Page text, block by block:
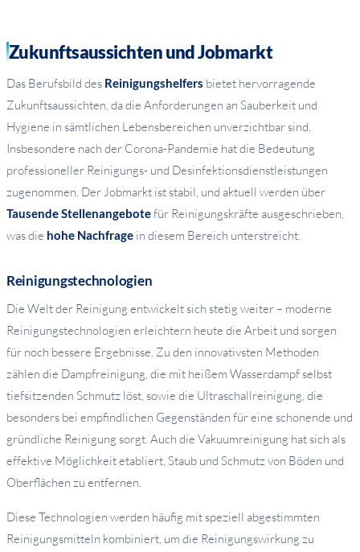
Zukunftsaussichten und Jobmarkt
Das Berufsbild des Reinigungshelfers bietet hervorragende
Zukunftsaussichten, da die Anforderungen an Sauberkeit und
Hygiene in sämtlichen Lebensbereichen unverzichtbar sind.
Insbesondere nach der Corona-Pandemie hat die Bedeutung
professioneller Reinigungs- und Desinfektionsdienstleistungen
zugenommen. Der Jobmarkt ist stabil, und aktuell werden über
Tausende Stellenangebotefür Reinigungskräfte ausgeschrieben,
was die hohe Nachfrage in diesem Bereich unterstreicht.
Reinigungstechnologien
Die Welt der Reinigung entwickelt sich stetig weiter – moderne
Reinigungstechnologien erleichtern heute die Arbeit und sorgen
für noch bessere Ergebnisse. Zu den innovativsten Methoden
zählen die Dampfreinigung, die mit heißem Wasserdampf selbst
tiefsitzenden Schmutz löst, sowie die Ultraschallreinigung, die
besonders bei empfindlichen Gegenständen für eine schonende und
gründliche Reinigung sorgt. Auch die Vakuumreinigung hat sich als
effektive Möglichkeit etabliert, Staub und Schmutz von Böden und
Oberflächen zu entfernen.
Diese Technologien werden häufig mit speziell abgestimmten
Reinigungsmitteln kombiniert, um die Reinigungswirkung zu